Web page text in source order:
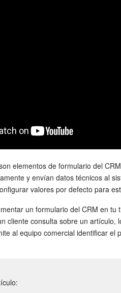
elementos de formulario del
y envían datos técnicos al
valores por defecto para
un formulario del CRM en
cliente consulta sobre un artículo,
al equipo comercial identificar el